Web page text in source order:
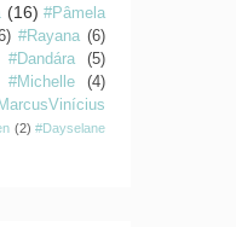
(16) #Pâmela
#Rayana (6)
#Dandára
(5)
#Michelle
(4)
(2) #Dayselane